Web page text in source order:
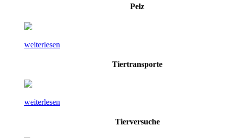
Pelz
weiterlesen
Tiertransporte
weiterlesen
Tierversuche